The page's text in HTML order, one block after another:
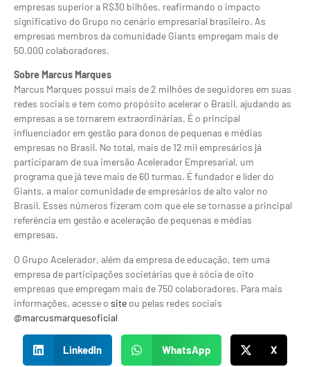
empresas superior a R$30 bilhões, reafirmando o impacto
significativo do Grupo no cenário empresarial brasileiro. As
empresas membros da comunidade Giants empregam mais de
50.000 colaboradores.
Sobre Marcus Marques
Marcus Marques possui mais de 2 milhões de seguidores em suas
redes sociais e tem como propósito acelerar o Brasil, ajudando as
empresas a se tornarem extraordinárias. É o principal
influenciador em gestão para donos de pequenas e médias
empresas no Brasil. No total, mais de 12 mil empresários já
participaram de sua imersão Acelerador Empresarial, um
programa que já teve mais de 60 turmas. É fundador e líder do
Giants, a maior comunidade de empresários de alto valor no
Brasil. Esses números fizeram com que ele se tornasse a principal
referência em gestão e aceleração de pequenas e médias
empresas.
O Grupo Acelerador, além da empresa de educação, tem uma
empresa de participações societárias que é sócia de oito
empresas que empregam mais de 750 colaboradores. Para mais
informações, acesse o site ou pelas redes sociais
@marcusmarquesoficial
LinkedIn WhatsApp X